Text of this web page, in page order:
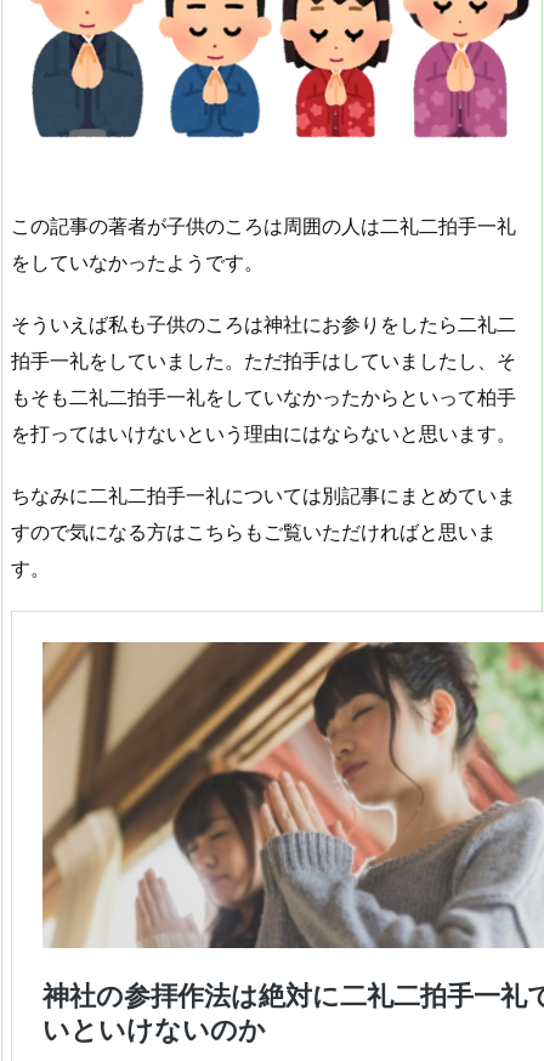
この記事の著者が子供のころは周囲の人は二礼二拍手一礼
をしていなかったようです。
そういえば私も子供のころは神社にお参りをしたら二礼二
拍手一礼をしていました。ただ拍手はしていましたし、そ
もそも二礼二拍手一礼をしていなかったからといって柏手
を打ってはいけないという理由にはならないと思います。
ちなみに二礼二拍手一礼については別記事にまとめていま
すので気になる方はこちらもご覧いただければと思いま
す。